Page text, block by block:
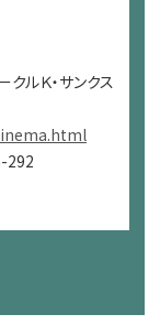
ルＫ・サンクス
292